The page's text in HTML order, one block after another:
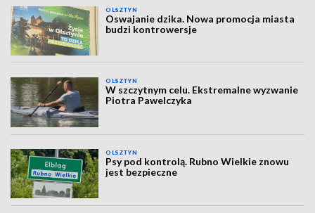
OLSZTYN
Oswajanie dzika. Nowa promocja miasta
budzi kontrowersje
OLSZTYN
W szczytnym celu. Ekstremalne wyzwanie
Piotra Pawelczyka
OLSZTYN
Psy pod kontrolą. Rubno Wielkie znowu
jest bezpieczne